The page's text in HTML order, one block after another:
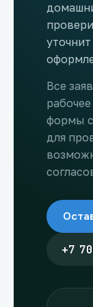
Все
формы
для
+7